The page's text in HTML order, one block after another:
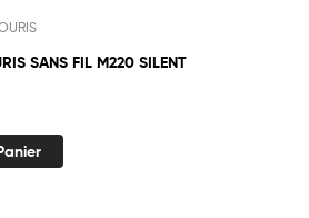
SANS FIL M220 SILENT